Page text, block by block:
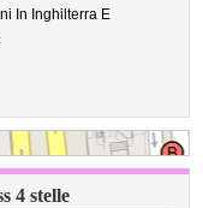
In Inghilterra E
4 stelle